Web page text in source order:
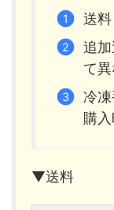
送料
追
て異
冷
購入
▼送料